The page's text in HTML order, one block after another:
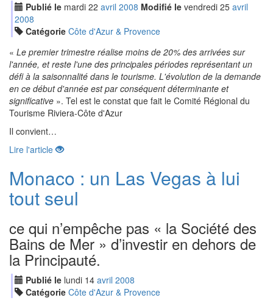
Publié le mardi 22 avril 2008 Modifié le vendredi 25 avril
2008
Catégorie Côte d'Azur & Provence
« Le premier trimestre réalise moins de 20% des arrivées sur
l'année, et reste l'une des principales périodes représentant un
défi à la saisonnalité dans le tourisme. L'évolution de la demande
en ce début d'année est par conséquent déterminante et
significative ». Tel est le constat que fait le Comité Régional du
Tourisme Riviera-Côte d'Azur
Il convient…
Lire l'article
Monaco : un Las Vegas à lui
tout seul
ce qui n’empêche pas « la Société des
Bains de Mer » d’investir en dehors de
la Principauté.
Publié le lundi 14 avril 2008
Catégorie Côte d'Azur & Provence